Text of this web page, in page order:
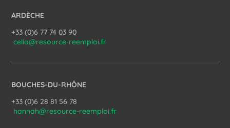
ARDÈCHE
+33 (0)6 77 74 03 90
celia@resource-reemploi.fr
BOUCHES-DU-RHÔNE
+33 (0)6 28 81 56 78
hannah@resource-reemploi.fr